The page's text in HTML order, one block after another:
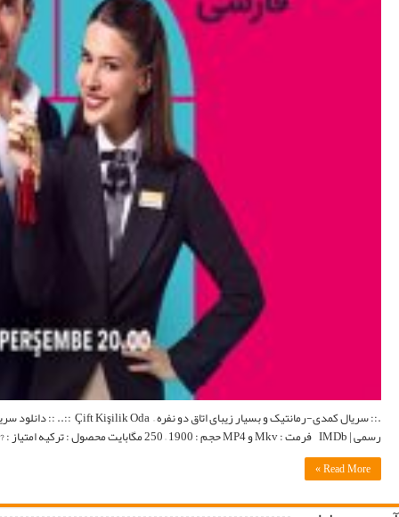
.:: سریال کمدی-رمانتیک و بسیار زیبای اتاق دو نفره – Çift Kişilik Oda ::.. :: دانلود سریال ترکی Çift Kişilik Oda با زبان اصلی و لینک مستقیم با زیرنویس فارسی ::. اطلاعات کامل : Wikipedia | وبسایت